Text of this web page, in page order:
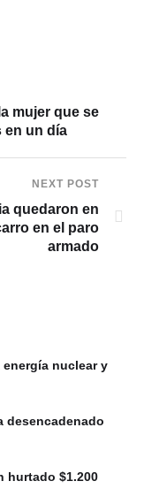
mujer que se
en un día
NEXT POST
quedaron en
en el paro
armado
energía nuclear y
desencadenado
hurtado $1.200